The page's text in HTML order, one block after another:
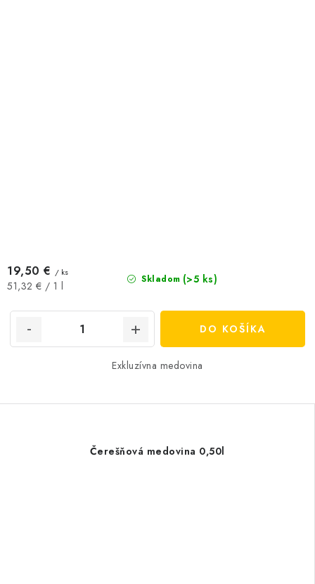
Skladom (>5 ks)
19,50 € / ks
Jednotková
51,32 € / 1 l
DO KOŠÍKA
Exkluzívna medovina
Čerešňová medovina 0,50l